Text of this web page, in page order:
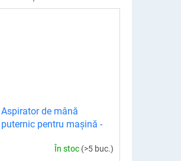
mașina dvs. Nu vă mai
Aspirator de mână
puternic pentru mașină -
În stoc (>5 buc.)